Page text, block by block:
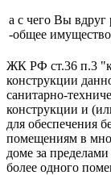
а с чего Вы
-общее
ЖК РФ ст.36 п.3
конструкции
санитарно-
конструкции и
для обеспечения
помещениям в
доме за
более одного